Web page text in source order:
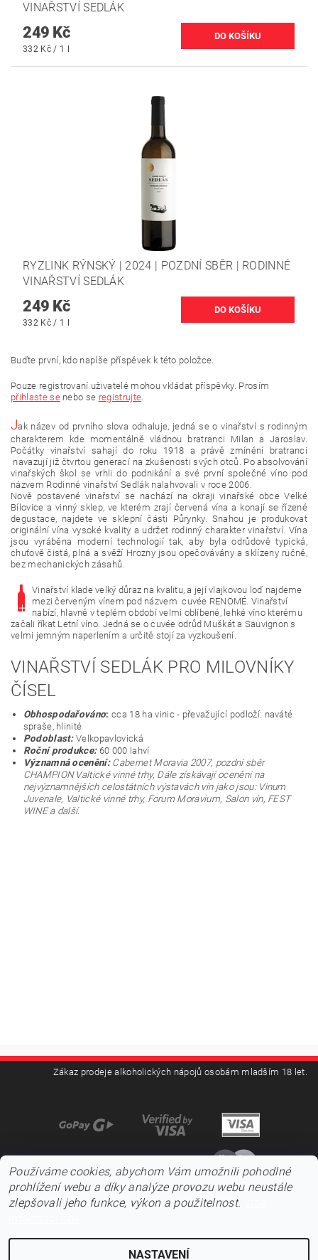
VINAŘSTVÍ SEDLÁK
249 Kč
332 Kč / 1 l
RYZLINK RÝNSKÝ | 2024 | POZDNÍ SBĚR | RODINNÉ
VINAŘSTVÍ SEDLÁK
249 Kč
332 Kč / 1 l
Buďte první, kdo napíše příspěvek k této položce.
Pouze registrovaní uživatelé mohou vkládat příspěvky. Prosím
přihlaste senebo se registrujte.
Jak název od prvního slova odhaluje, jedná se o vinařství s rodinným
charakterem kde momentálně vládnou bratranci Milan a Jaroslav.
Počátky vinařství sahají do roku 1918 a právě zmínění bratranci
navazují již čtvrtou generací na zkušenosti svých otců. Po absolvování
vinařských škol se vrhli do podnikání a své první společné víno pod
názvem Rodinné vinařství Sedlák nalahvovali v roce 2006.
Nově postavené vinařství se nachází na okraji vinařské obce Velké
Bílovice a vinný sklep, ve kterém zrají červená vína a konají se řízené
degustace, najdete ve sklepní části Půrynky. Snahou je produkovat
originální vína vysoké kvality a udržet rodinný charakter vinařství. Vína
jsou vyráběna moderní technologií tak, aby byla odrůdově typická,
chuťově čistá, plná a svěží Hrozny jsou opečovávány a sklízeny ručně,
bez mechanických zásahů.
Vinařství klade velký důraz na kvalitu, a její vlajkovou loď najdeme
mezi červeným vínem pod názvem cuvée RENOMÉ. Vinařství
nabízí, hlavně v teplém období velmi oblíbené, lehké víno kterému
začali říkat Letní víno. Jedná se o cuvée odrůd Muškát a Sauvignon s
velmi jemným naperlením a určitě stojí za vyzkoušení.
VINAŘSTVÍ SEDLÁK PRO MILOVNÍKY
ČÍSEL
Obhospodařováno:cca 18 ha vinic - převažující podloží: naváté
spraše, hlinité
Podoblast:Velkopavlovická
Roční produkce:60 000 lahví
Významná ocenění: Cabernet Moravia 2007, pozdní sběr
CHAMPION Valtické vinné trhy, Dále získávají ocenění na
nejvýznamnějších celostátních výstavách vín jako jsou: Vinum
Juvenale, Valtické vinné trhy, Forum Moravium, Salon vín, FEST
WINE a další.
Zákaz prodeje alkoholických nápojů osobám mladším 18 let.
Používáme cookies, abychom Vám umožnili pohodlné
prohlížení webu a díky analýze provozu webu neustále
zlepšovali jeho funkce, výkon a použitelnost.
NASTAVENÍ